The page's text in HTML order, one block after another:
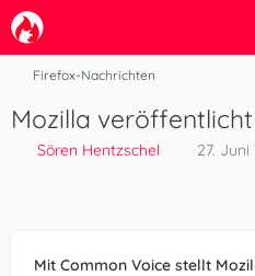
Firefox-Nachrichten
Mozilla
Sören Hentzschel 27. Juni
Mit Common Voice stellt